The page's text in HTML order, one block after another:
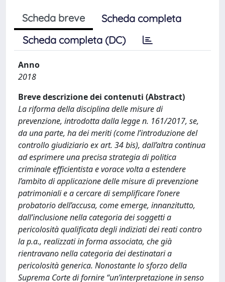
Scheda breve
Scheda completa
Scheda completa (DC)
Anno
2018
Breve descrizione dei contenuti (Abstract)
La riforma della disciplina delle misure di
prevenzione, introdotta dalla legge n. 161/2017, se,
da una parte, ha dei meriti (come l’introduzione del
controllo giudiziario ex art. 34 bis), dall’altra continua
ad esprimere una precisa strategia di politica
criminale efficientista e vorace volta a estendere
l’ambito di applicazione delle misure di prevenzione
patrimoniali e a cercare di semplificare l’onere
probatorio dell’accusa, come emerge, innanzitutto,
dall’inclusione nella categoria dei soggetti a
pericolosità qualificata degli indiziati dei reati contro
la p.a., realizzati in forma associata, che già
rientravano nella categoria dei destinatari a
pericolosità generica. Nonostante lo sforzo della
Suprema Corte di fornire “un’interpretazione in senso